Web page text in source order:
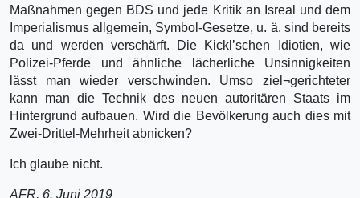
Maßnahmen gegen BDS und jede Kritik an Isreal und dem
Imperialismus allgemein, Symbol-Gesetze, u. ä. sind bereits
da und werden verschärft. Die Kickl’schen Idiotien, wie
Polizei-Pferde und ähnliche lächerliche Unsinnigkeiten
lässt man wieder verschwinden. Umso ziel¬gerichteter
kann man die Technik des neuen autoritären Staats im
Hintergrund aufbauen. Wird die Bevölkerung auch dies mit
Zwei-Drittel-Mehrheit abnicken?
Ich glaube nicht.
AFR, 6. Juni 2019